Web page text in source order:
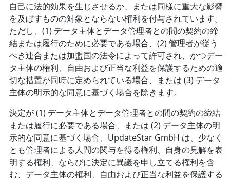
自己に法的効果を生じさせるか、または同様に重大な影響
を及ぼすものの対象とならない権利を付与されています。
ただし、(1) データ主体とデータ管理者との間の契約の締
結または履行のために必要である場合、(2) 管理者が従う
べき連合または加盟国の法令によって許可され、かつデー
タ主体の権利、自由および正当な利益を保護するための適
切な措置が同時に定められている場合、または (3) データ
主体の明示的な同意に基づく場合を除きます。
決定が (1) データ主体とデータ管理者との間の契約の締結
または履行に必要である場合、または (2) データ主体の明
示的な同意に基づく場合、UpdateStar GmbH は、少なく
とも管理者による人間の関与を得る権利、自身の見解を表
明する権利、ならびに決定に異議を申し立てる権利を含
む、データ主体の権利、自由および正当な利益を保護する